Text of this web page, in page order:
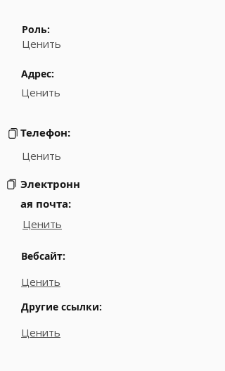
Роль:
Ценить
Адрес:
Ценить
Телефон:
Ценить
Электронн
ая почта:
Ценить
Вебсайт:
Ценить
Другие ссылки:
Ценить